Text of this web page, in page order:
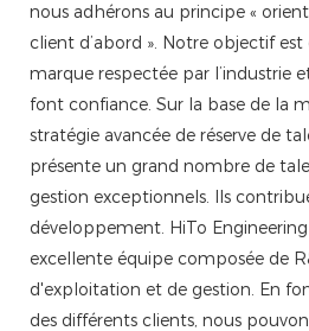
nous adhérons au principe «
client d’abord ». Notre objectif
marque respectée par l’industrie
font confiance. Sur la base de la
stratégie avancée de réserve de
présente un grand nombre de
gestion exceptionnels. Ils
développement. HiTo
excellente équipe composée de
d'exploitation et de gestion. En
des différents clients, nous